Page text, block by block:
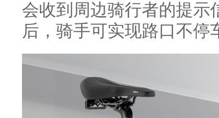
会收到周边骑行者的提示
后，骑手可实现路口不停